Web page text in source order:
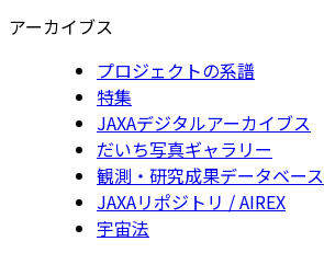
アーカイブス
プロジェクトの系譜
特集
JAXAデジタルアーカイブス
だいち写真ギャラリー
観測・研究成果データベース
JAXAリポジトリ / AIREX
宇宙法